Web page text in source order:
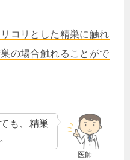
コリとした精巣に触れ
の場合触れることがで
医師
も、精巣